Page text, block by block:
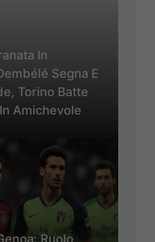
In
Segna E
Torino Batte
Amichevole